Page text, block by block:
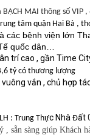
BẠCH MAI thông số
tâm quận Hai Bà ,
các bệnh viện lớn
quốc dân…
trí cao , gần Time
tỷ có thương lượng
vuông vắn , chủ hợp
: Trung Thực Nhà Đất
, sẵn sàng giúp Khách